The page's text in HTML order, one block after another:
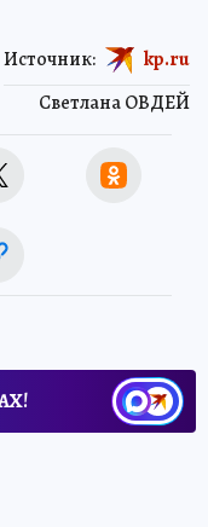
Светлана ОВДЕЙ
Источник: kp.ru